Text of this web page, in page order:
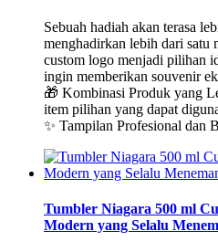
Sebuah hadiah akan terasa
menghadirkan lebih dari satu
custom logo menjadi pilihan
ingin memberikan souvenir
🎁 Kombinasi Produk yang
item pilihan yang dapat
✨ Tampilan Profesional dan
Tumbler Niagara 500 ml
Modern yang Selalu